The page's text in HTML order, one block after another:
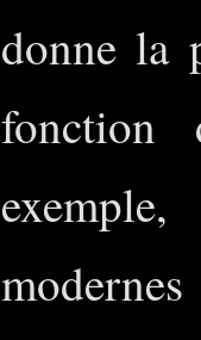
donne la
fonction